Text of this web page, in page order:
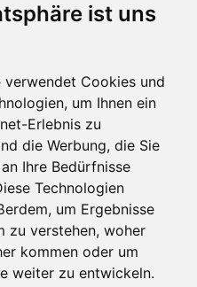
ist uns
verwendet Cookies und
um Ihnen ein
Erlebnis zu
die Werbung, die Sie
Ihre Bedürfnisse
Technologien
um Ergebnisse
zu verstehen, woher
kommen oder um
weiter zu entwickeln.
Baum
56112 Lahnstein
8450 2773